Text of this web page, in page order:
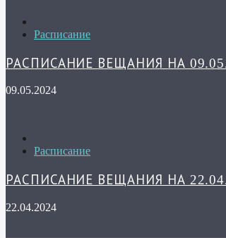
Расписание
РАСПИСАНИЕ ВЕЩАНИЯ НА
09.05.2024
Расписание
РАСПИСАНИЕ ВЕЩАНИЯ НА
22.04.2024